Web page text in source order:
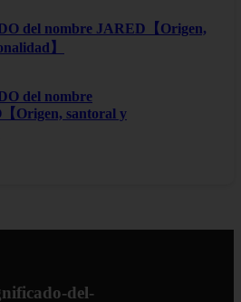
del nombre JARED【Origen,
】
del nombre
Origen, santoral y
del-